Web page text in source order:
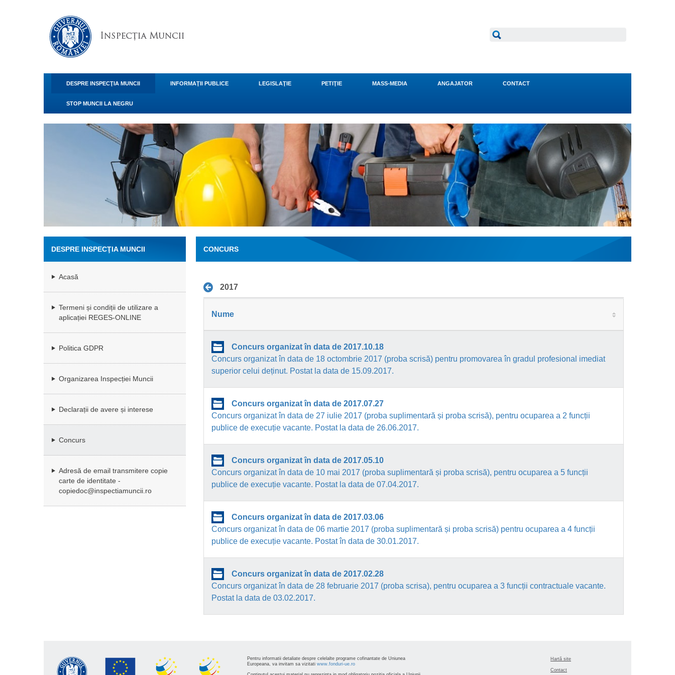
DESPRE INSPECŢIA MUNCII INFORMAŢII PUBLICE LEGISLAŢIE PETIŢIE MASS-MEDIA ANGAJATOR CONTACT
STOP MUNCII LA NEGRU
DESPRE INSPECŢIA MUNCII
Acasă
Termeni și condiții de utilizare a
aplicației REGES-ONLINE
Politica GDPR
Organizarea Inspecției Muncii
Declarații de avere și interese
Concurs
Adresă de email transmitere copie
carte de identitate -
copiedoc@inspectiamuncii.ro
CONCURS
2017
Nume
Concurs organizat în data de 2017.10.18
Concurs organizat în data de 18 octombrie 2017 (proba scrisă) pentru promovarea în gradul profesional imediat
superior celui deținut. Postat la data de 15.09.2017.
Concurs organizat în data de 2017.07.27
Concurs organizat în data de 27 iulie 2017 (proba suplimentară și proba scrisă), pentru ocuparea a 2 funcții
publice de execuție vacante. Postat la data de 26.06.2017.
Concurs organizat în data de 2017.05.10
Concurs organizat în data de 10 mai 2017 (proba suplimentară și proba scrisă), pentru ocuparea a 5 funcții
publice de execuție vacante. Postat la data de 07.04.2017.
Concurs organizat în data de 2017.03.06
Concurs organizat în data de 06 martie 2017 (proba suplimentară și proba scrisă) pentru ocuparea a 4 funcții
publice de execuție vacante. Postat în data de 30.01.2017.
Concurs organizat în data de 2017.02.28
Concurs organizat în data de 28 februarie 2017 (proba scrisa), pentru ocuparea a 3 funcții contractuale vacante.
Postat la data de 03.02.2017.
Pentru informatii detaliate despre celelalte programe cofinantate de Uniunea
Europeana, va invitam sa vizitati www.fonduri-ue.ro
Hartă site
Contact